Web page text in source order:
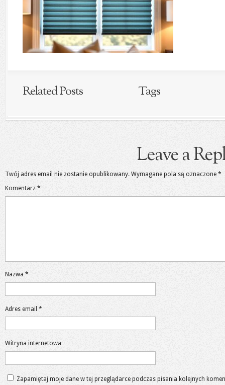
Related Posts Tags
Leave a
Twój adres email nie zostanie opublikowany. Wymagane pola są oznaczone *
Komentarz *
Nazwa *
Adres email *
Witryna internetowa
Zapamiętaj moje dane w tej przeglądarce podczas pisania kolejnych